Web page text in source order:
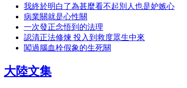
我終於明白了為甚麼看不起別人也是妒嫉心
病業關就是心性關
一次發正念悟到的法理
認清正法修煉 投入到救度眾生中來
闖過腦血栓假象的生死關
大陸文集